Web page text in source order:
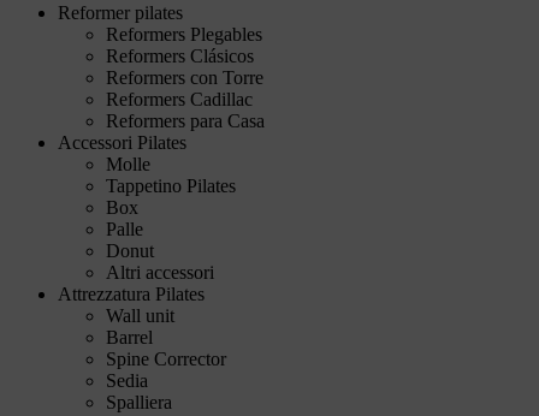
Reformer pilates
Reformers Plegables
Reformers Clásicos
Reformers con Torre
Reformers Cadillac
Reformers para Casa
Accessori Pilates
Molle
Tappetino Pilates
Box
Palle
Donut
Altri accessori
Attrezzatura Pilates
Wall unit
Barrel
Spine Corrector
Sedia
Spalliera